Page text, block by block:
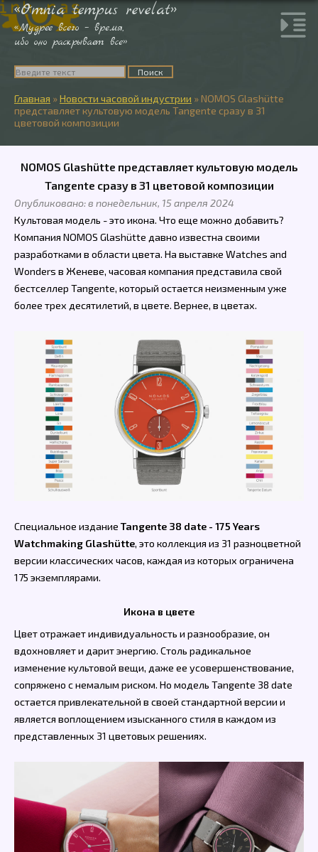
«Omnia tempus revelat»
«Мудрее всего – время,
ибо оно раскрывает все»
Главная »Новости часовой индустрии »NOMOS Glashütte
представляет культовую модель Tangente сразу в 31
цветовой композиции
NOMOS Glashütte представляет культовую модель
Tangente сразу в 31 цветовой композиции
Опубликовано: в понедельник, 15 апреля 2024
Культовая модель - это икона. Что еще можно добавить?
Компания NOMOS Glashütte давно известна своими
разработками в области цвета. На выставке Watches and
Wonders в Женеве, часовая компания представила свой
бестселлер Tangente, который остается неизменным уже
более трех десятилетий, в цвете. Вернее, в цветах.
Специальное изданиеTangente 38 date - 175 Years
Watchmaking Glashütte, это коллекция из 31 разноцветной
версии классических часов, каждая из которых ограничена
175 экземплярами.
Икона в цвете
Цвет отражает индивидуальность и разнообразие, он
вдохновляет и дарит энергию. Столь радикальное
изменение культовой вещи, даже ее усовершенствование,
сопряжено с немалым риском. Но модель Tangente 38 date
остается привлекательной в своей стандартной версии и
является воплощением изысканного стиля в каждом из
представленных 31 цветовых решениях.